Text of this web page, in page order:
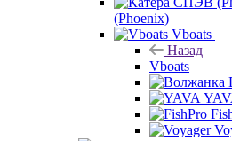
(Phoenix)
Vboats
Назад
Vboats